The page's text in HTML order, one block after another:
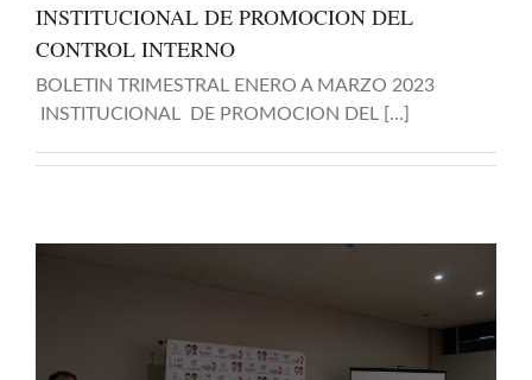
INSTITUCIONAL DE PROMOCION DEL
CONTROL INTERNO
BOLETIN TRIMESTRAL ENERO A MARZO 2023
INSTITUCIONAL DE PROMOCION DEL […]